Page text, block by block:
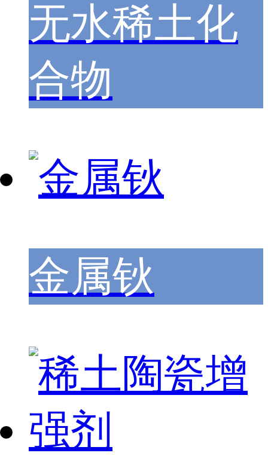
无水稀土化
合物
金属钬